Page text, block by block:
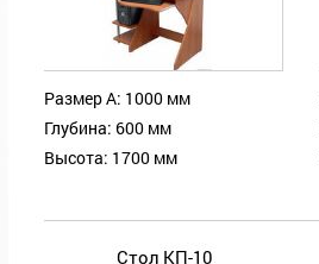
Размер А: 1000 мм
Глубина: 600 мм
Высота: 1700 мм
Стол КП-10